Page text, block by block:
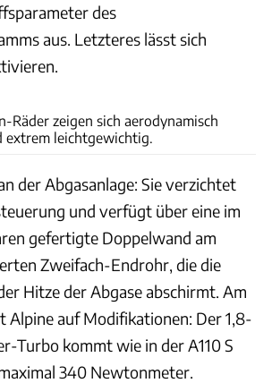
des
aus. Letzteres lässt sich
Räder zeigen sich aerodynamisch
leichtgewichtig.
der Abgasanlage: Sie verzichtet
und verfügt über eine im
gefertigte Doppelwand am
Zweifach-Endrohr, die die
Hitze der Abgase abschirmt. Am
Alpine auf Modifikationen: Der 1,8-
Turbo kommt wie in der A110 S
340 Newtonmeter.